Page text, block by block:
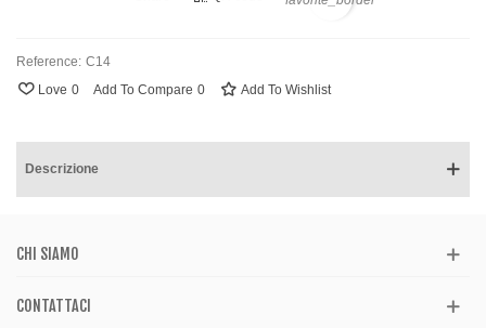
Reference: C14
Love 0 Add To Compare 0 Add To Wishlist
Descrizione
CHI SIAMO
CONTATTACI